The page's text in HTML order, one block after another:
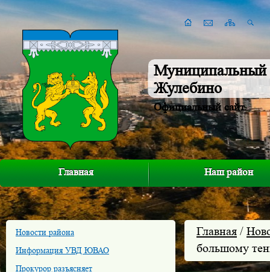
Муниципальный
Жулебино
Официальный сайт
Главная Наш район
Новости района
Информация УВД ЮВАО
Прокурор разъясняет
Главная /
большому